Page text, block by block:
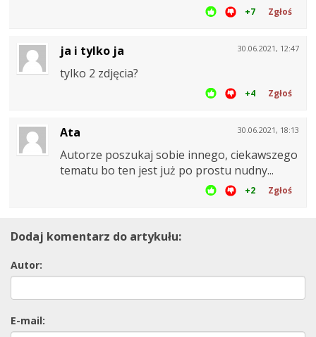
+7 Zgłoś
30.06.2021, 12:47
ja i tylko ja
tylko 2 zdjęcia?
+4 Zgłoś
30.06.2021, 18:13
Ata
Autorze poszukaj sobie innego, ciekawszego
tematu bo ten jest już po prostu nudny...
+2 Zgłoś
Dodaj komentarz do artykułu:
Autor:
E-mail: